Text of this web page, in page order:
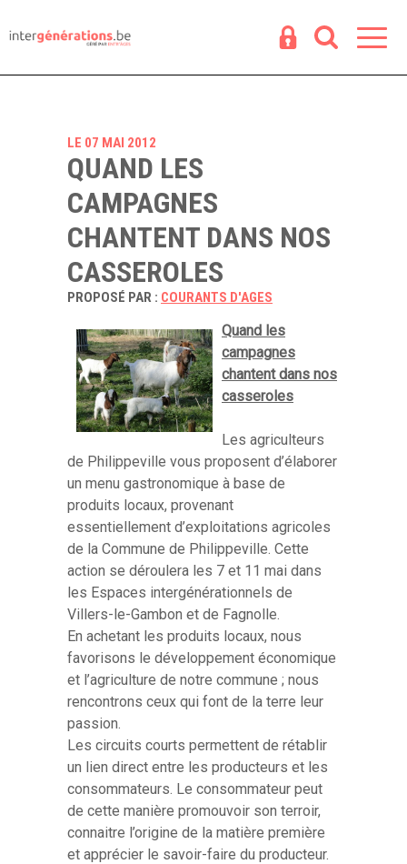
LE 07 MAI 2012
QUAND LES
CAMPAGNES
CHANTENT DANS NOS
CASSEROLES
PROPOSÉ PAR : COURANTS D'AGES
Quand les
campagnes
chantent dans nos
casseroles
Les agriculteurs
de Philippeville vous proposent d’élaborer
un menu gastronomique à base de
produits locaux, provenant
essentiellement d’exploitations agricoles
de la Commune de Philippeville. Cette
action se déroulera les 7 et 11 mai dans
les Espaces intergénérationnels de
Villers-le-Gambon et de Fagnolle.
En achetant les produits locaux, nous
favorisons le développement économique
et l’agriculture de notre commune ; nous
rencontrons ceux qui font de la terre leur
passion.
Les circuits courts permettent de rétablir
un lien direct entre les producteurs et les
consommateurs. Le consommateur peut
de cette manière promouvoir son terroir,
connaitre l’origine de la matière première
et apprécier le savoir-faire du producteur.